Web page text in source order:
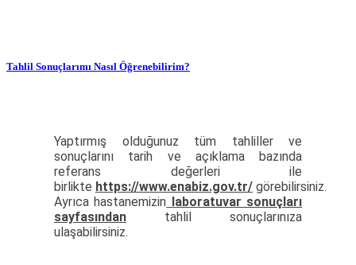
Tahlil Sonuçlarımı Nasıl Öğrenebilirim?
Yaptırmış olduğunuz tüm tahliller ve
sonuçlarını tarih ve açıklama bazında
referans değerleri ile
birlikte https://www.enabiz.gov.tr/ görebilirsiniz.
Ayrıca hastanemizin laboratuvar sonuçları
sayfasından tahlil sonuçlarınıza
ulaşabilirsiniz.